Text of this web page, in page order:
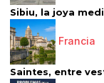
Sibiu, la joya
Francia
Saintes, entre